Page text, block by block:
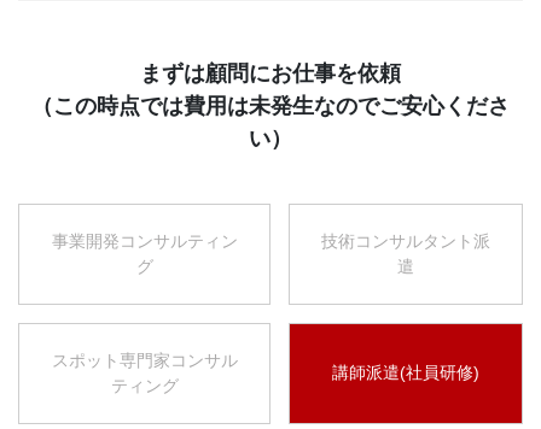
まずは顧問にお仕事を依頼
（この時点では費用は未発生なのでご安心くださ
い）
事業開発コンサルティン
グ
技術コンサルタント派
遣
スポット専門家コンサル
ティング
講師派遣(社員研修)